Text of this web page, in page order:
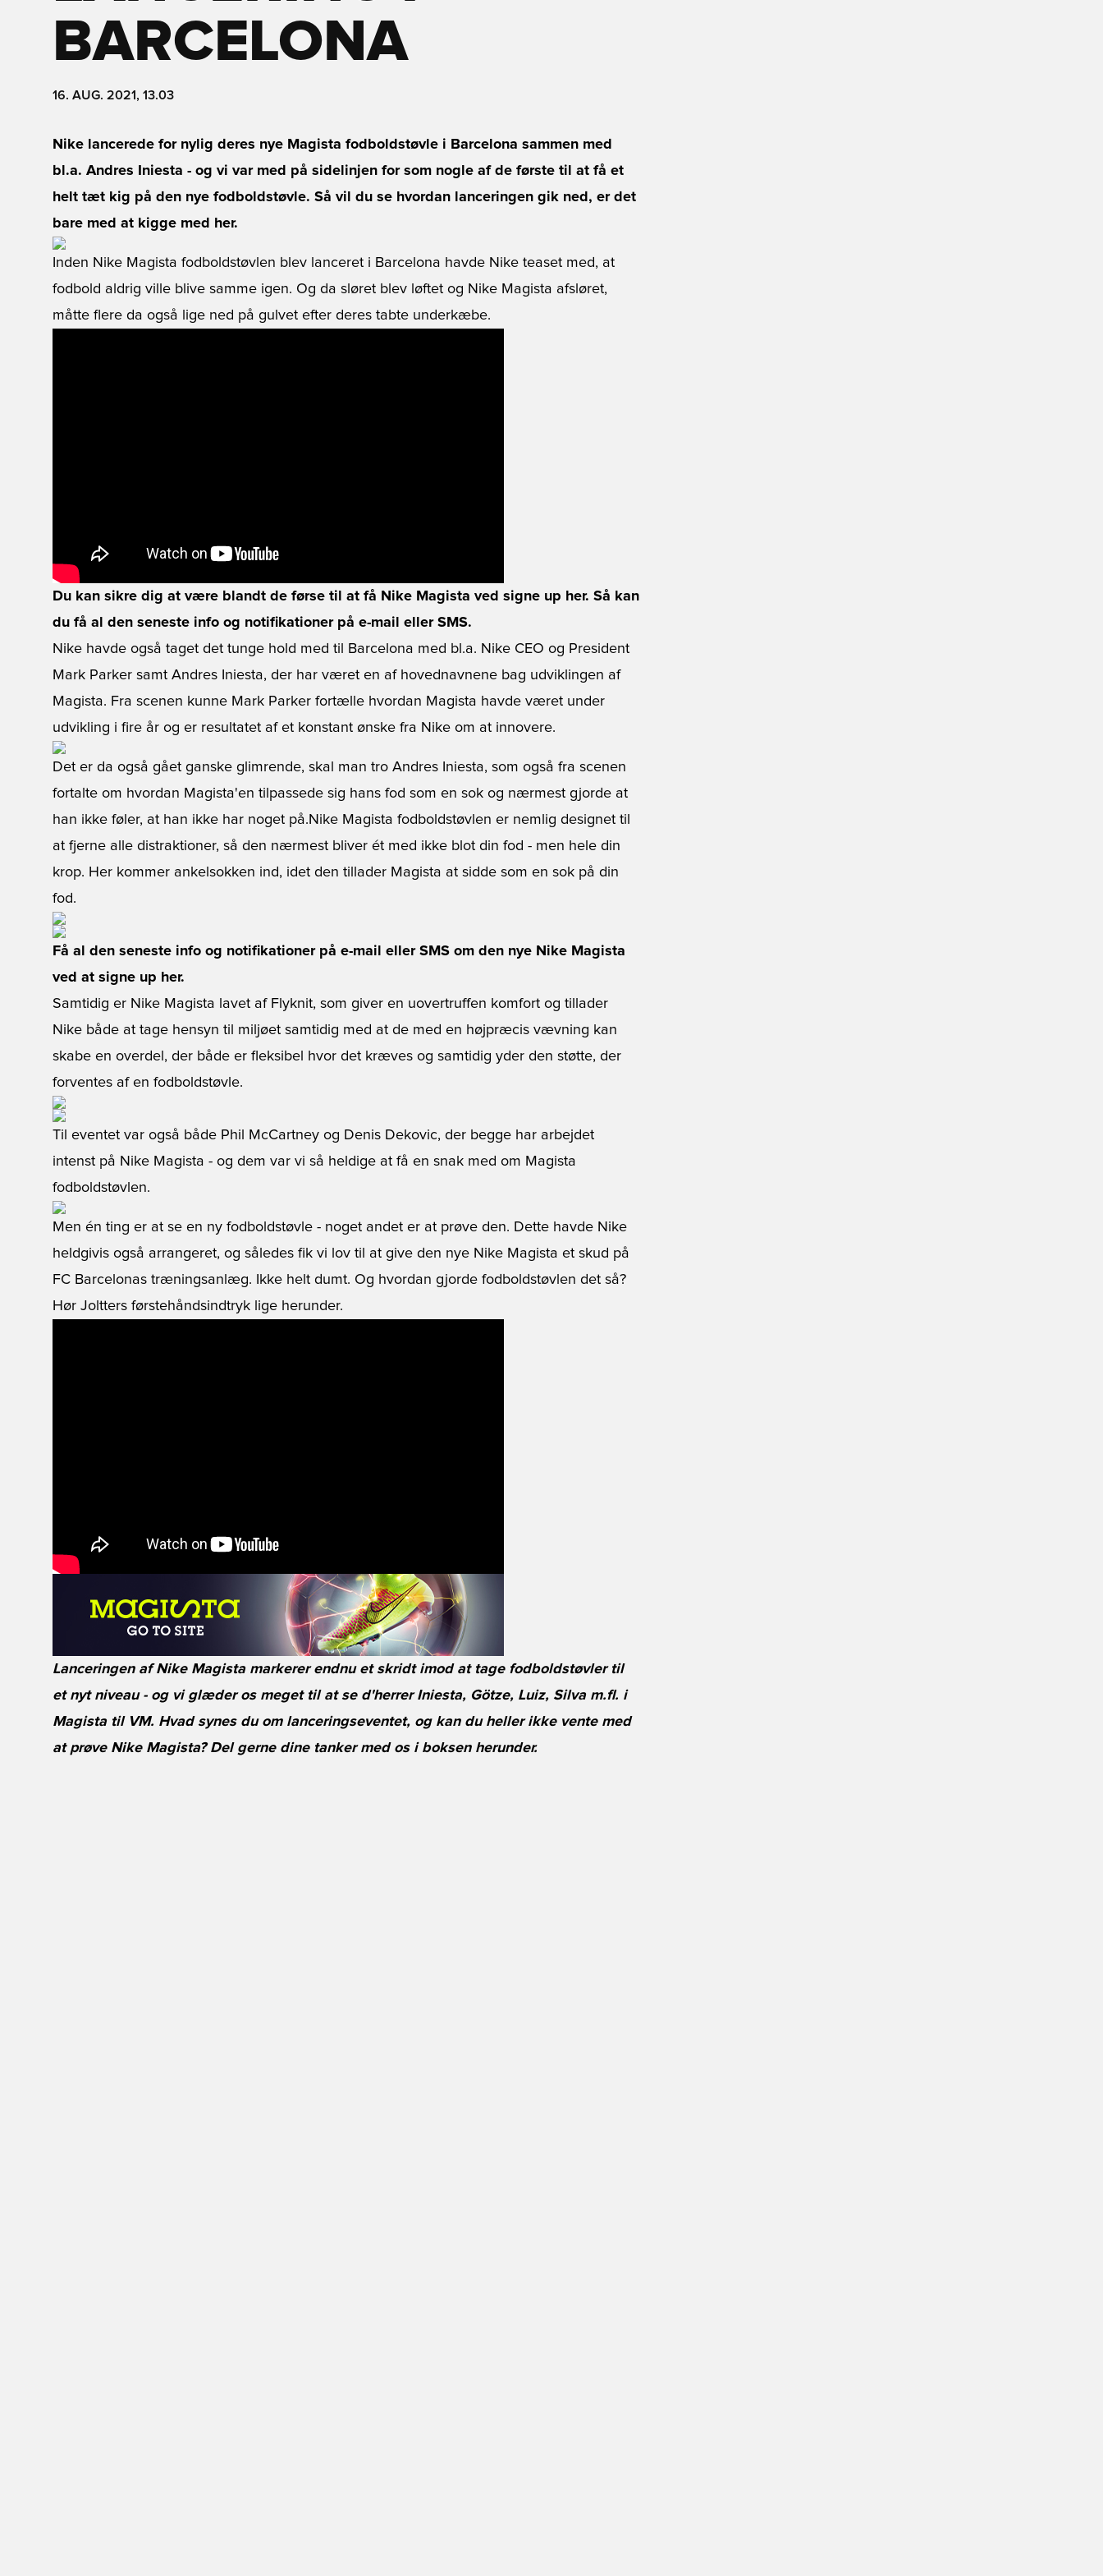
BARCELONA
16. AUG. 2021, 13.03
Nike lancerede for nylig deres nye Magista fodboldstøvle i Barcelona sammen med
bl.a. Andres Iniesta - og vi var med på sidelinjen for som nogle af de første til at få et
helt tæt kig på den nye fodboldstøvle. Så vil du se hvordan lanceringen gik ned, er det
bare med at kigge med her.
Inden Nike Magista fodboldstøvlen blev lanceret i Barcelona havde Nike teaset med, at
fodbold aldrig ville blive samme igen. Og da sløret blev løftet og Nike Magista afsløret,
måtte flere da også lige ned på gulvet efter deres tabte underkæbe.
Du kan sikre dig at være blandt de førse til at få Nike Magista ved signe up her. Så kan
du få al den seneste info og notifikationer på e-mail eller SMS.
Nike havde også taget det tunge hold med til Barcelona med bl.a. Nike CEO og President
Mark Parker samt Andres Iniesta, der har været en af hovednavnene bag udviklingen af
Magista. Fra scenen kunne Mark Parker fortælle hvordan Magista havde været under
udvikling i fire år og er resultatet af et konstant ønske fra Nike om at innovere.
Det er da også gået ganske glimrende, skal man tro Andres Iniesta, som også fra scenen
fortalte om hvordan Magista'en tilpassede sig hans fod som en sok og nærmest gjorde at
han ikke føler, at han ikke har noget på.Nike Magista fodboldstøvlen er nemlig designet til
at fjerne alle distraktioner, så den nærmest bliver ét med ikke blot din fod - men hele din
krop. Her kommer ankelsokken ind, idet den tillader Magista at sidde som en sok på din
fod.
Få al den seneste info og notifikationer på e-mail eller SMS om den nye Nike Magista
ved at signe up her.
Samtidig er Nike Magista lavet af Flyknit, som giver en uovertruffen komfort og tillader
Nike både at tage hensyn til miljøet samtidig med at de med en højpræcis vævning kan
skabe en overdel, der både er fleksibel hvor det kræves og samtidig yder den støtte, der
forventes af en fodboldstøvle.
Til eventet var også både Phil McCartney og Denis Dekovic, der begge har arbejdet
intenst på Nike Magista - og dem var vi så heldige at få en snak med om Magista
fodboldstøvlen.
Men én ting er at se en ny fodboldstøvle - noget andet er at prøve den. Dette havde Nike
heldgivis også arrangeret, og således fik vi lov til at give den nye Nike Magista et skud på
FC Barcelonas træningsanlæg. Ikke helt dumt. Og hvordan gjorde fodboldstøvlen det så?
Hør Joltters førstehåndsindtryk lige herunder.
Lanceringen af Nike Magista markerer endnu et skridt imod at tage fodboldstøvler til
et nyt niveau - og vi glæder os meget til at se d'herrer Iniesta, Götze, Luiz, Silva m.fl. i
Magista til VM. Hvad synes du om lanceringseventet, og kan du heller ikke vente med
at prøve Nike Magista? Del gerne dine tanker med os i boksen herunder.